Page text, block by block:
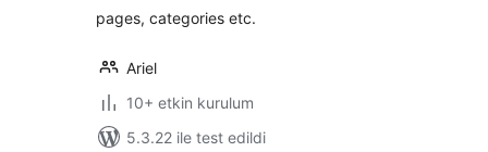
pages, categories etc.
Ariel
10+ etkin kurulum
5.3.22 ile test edildi